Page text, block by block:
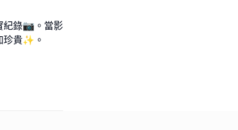
紀錄📷。當影
珍貴✨。